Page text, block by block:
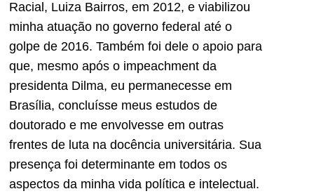
Racial, Luiza Bairros, em 2012, e viabilizou
minha atuação no governo federal até o
golpe de 2016. Também foi dele o apoio para
que, mesmo após o impeachment da
presidenta Dilma, eu permanecesse em
Brasília, concluísse meus estudos de
doutorado e me envolvesse em outras
frentes de luta na docência universitária. Sua
presença foi determinante em todos os
aspectos da minha vida política e intelectual.